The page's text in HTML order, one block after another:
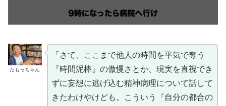
たもっちゃん
「さて、ここまで他人の時間を平気で奪う
『時間泥棒』の傲慢さとか、現実を直視でき
ずに妄想に逃げ込む精神病理について話して
きたわけやけども。こういう『自分の都合の